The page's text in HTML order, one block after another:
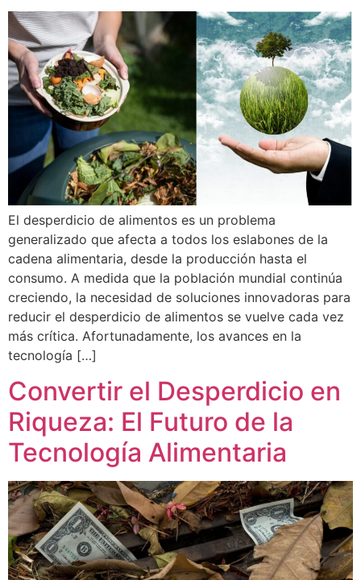
El desperdicio de alimentos es un problema
generalizado que afecta a todos los eslabones de la
cadena alimentaria, desde la producción hasta el
consumo. A medida que la población mundial continúa
creciendo, la necesidad de soluciones innovadoras para
reducir el desperdicio de alimentos se vuelve cada vez
más crítica. Afortunadamente, los avances en la
tecnología […]
Convertir el Desperdicio en
Riqueza: El Futuro de la
Tecnología Alimentaria